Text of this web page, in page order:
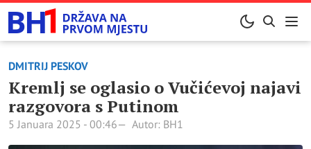
DMITRIJ PESKOV
Kremlj se oglasio o Vučićevoj najavi
razgovora s Putinom
5 Januara 2025 - 00:46 Autor: BH1